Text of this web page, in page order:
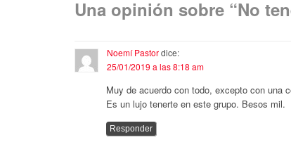
Una opinión sobre “No
Noemí Pastor dice:
25/01/2019 a las 8:18 am
Muy de acuerdo con todo, excepto con una
Es un lujo tenerte en este grupo. Besos mil.
Responder